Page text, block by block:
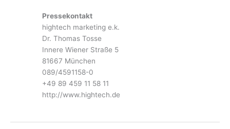
Pressekontakt
hightech marketing e.k.
Dr. Thomas Tosse
Innere Wiener Straße 5
81667 München
089/4591158-0
+49 89 459 11 58 11
http://www.hightech.de